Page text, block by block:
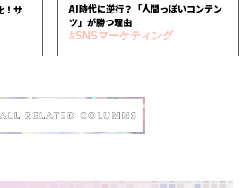
！サ
AI時代に逆行？「人間っぽいコンテン
ツ」が勝つ理由
#SNSマーケティング